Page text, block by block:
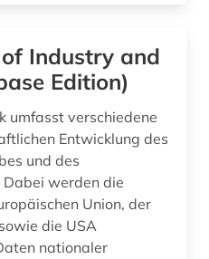
internationale kooperation (2)
Industry and
Edition)
umfasst verschiedene
Entwicklung des
und des
werden die
Union, der
die USA
nationaler